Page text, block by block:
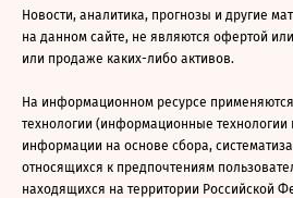
Новости, аналитика, прогнозы и другие
на данном сайте, не являются офертой
или продаже каких-либо активов.
На информационном ресурсе
технологии (информационные технологии
информации на основе сбора,
относящихся к предпочтениям
находящихся на территории Российской